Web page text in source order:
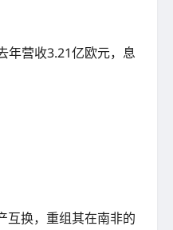
年营收3.21亿欧元，息
换，重组其在南非的